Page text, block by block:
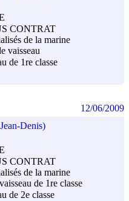
CONTRAT
de la marine
vaisseau
de 1re classe
Denis)
CONTRAT
de la marine
de 1re classe
de 2e classe
12/06/2009